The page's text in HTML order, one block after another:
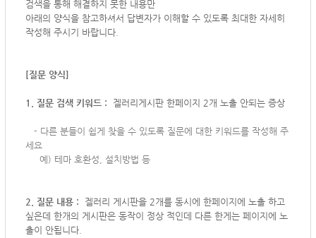
검색을 통해 해결하지 못한 내용만
아래의 양식을 참고하셔서 답변자가 이해할 수 있도록 최대한 자세히
작성해 주시기 바랍니다.
[질문 양식]
1. 질문 검색 키워드 : 겔러리게시판 한페이지 2개 노출 안되는 증상
- 다른 분들이 쉽게 찾을 수 있도록 질문에 대한 키워드를 작성해 주
세요
예) 테마 호환성, 설치방법 등
2. 질문 내용 : 겔러리 게시판을 2개를 동시에 한페이지에 노출 하고
싶은데 한개의 게시판은 동작이 정상 적인데 다른 한게는 페이지에 노
출이 안됩니다.